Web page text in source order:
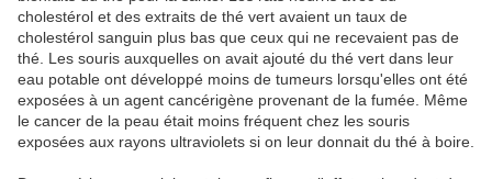
cholestérol et des extraits de thé vert avaient un taux de
cholestérol sanguin plus bas que ceux qui ne recevaient pas de
thé. Les souris auxquelles on avait ajouté du thé vert dans leur
eau potable ont développé moins de tumeurs lorsqu'elles ont été
exposées à un agent cancérigène provenant de la fumée. Même
le cancer de la peau était moins fréquent chez les souris
exposées aux rayons ultraviolets si on leur donnait du thé à boire.